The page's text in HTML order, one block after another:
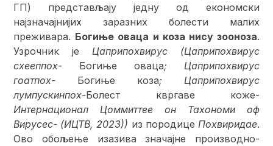
ГП) представљају једну од економски
најзначајнијих заразних болести малих
преживара. Богиње оваца и коза нису зооноза.
Узрочник је Цаприпоxвирус (Цаприпоxвирус
схееппоx- Богиње оваца; Цаприпоxвирус
гоатпоx- Богиње коза; Цаприпоxвирус
лумпyскинпоx-Болест квргаве коже-
Интернационал Цоммиттее он Таxономи оф
Вирусес- (ИЦТВ, 2023)) из породице Поxвиридае.
Ово обољење изазива значајне производно-